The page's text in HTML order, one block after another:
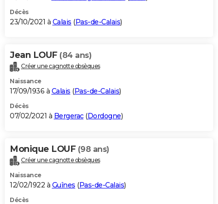
Décès
23/10/2021 à Calais (Pas-de-Calais)
Jean LOUF (84 ans)
Créer une cagnotte obsèques
Naissance
17/09/1936 à Calais (Pas-de-Calais)
Décès
07/02/2021 à Bergerac(Dordogne)
Monique LOUF (98 ans)
Créer une cagnotte obsèques
Naissance
12/02/1922 à Guînes (Pas-de-Calais)
Décès